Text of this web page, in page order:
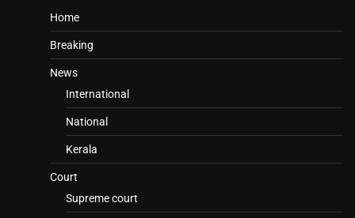
Home
Breaking
News
International
National
Kerala
Court
Supreme court